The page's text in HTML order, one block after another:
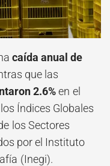
caída anual de
que las
2.6%en el
Índices Globales
los Sectores
por el Instituto
(Inegi).